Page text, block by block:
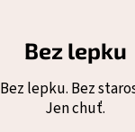
Bez lepku
Bez lepku. Bez
Jen chuť.